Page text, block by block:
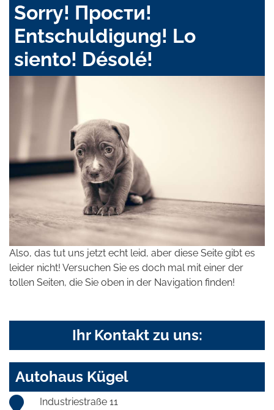
Sorry! Прости!
Entschuldigung! Lo
siento! Désolé!
Also, das tut uns jetzt echt leid, aber diese Seite gibt es
leider nicht! Versuchen Sie es doch mal mit einer der
tollen Seiten, die Sie oben in der Navigation finden!
Ihr Kontakt zu uns:
Autohaus Kügel
Industriestraße 11